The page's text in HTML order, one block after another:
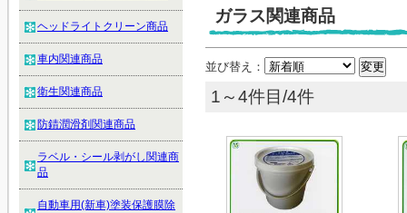
ガラス関連商品
並び替え：
1～4件目/4件
ヘッドライトクリーン商品
車内関連商品
衛生関連商品
防錆潤滑剤関連商品
ラベル・シール剥がし関連商
品
自動車用(新車)塗装保護膜除